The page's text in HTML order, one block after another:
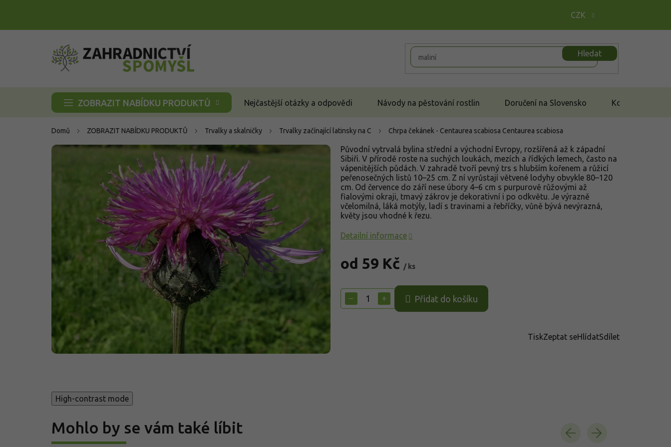
CZK
Hledat
ZOBRAZIT NABÍDKU PRODUKTŮ Nejčastější otázky a odpovědi Návody na pěstování rostlin Doručení na Slovensko Kontakt
Domů ZOBRAZIT NABÍDKU PRODUKTŮ Trvalky a skalničky Trvalky začínající latinsky na C Chrpa čekánek - Centaurea scabiosa Centaurea scabiosa
od 59 Kč / ks
cena:
+
− Přidat do košíku
Původní vytrvalá bylina střední a východní Evropy, rozšířená až k západní
Sibiři. V přírodě roste na suchých loukách, mezích a řídkých lemech, často na
vápenitějších půdách. V zahradě tvoří pevný trs s hlubším kořenem a růžicí
peřenosečných listů 10–25 cm. Z ní vyrůstají větvené lodyhy obvykle 80–120
cm. Od července do září nese úbory 4–6 cm s purpurově růžovými až
fialovými okraji, tmavý zákrov je dekorativní i po odkvětu. Je výrazně
včelomilná, láká motýly, ladí s travinami a řebříčky, vůně bývá nevýrazná,
květy jsou vhodné k řezu.
Detailní informace
TiskZeptat seHlídatSdílet
High-contrast mode
Mohlo by se vám také líbit